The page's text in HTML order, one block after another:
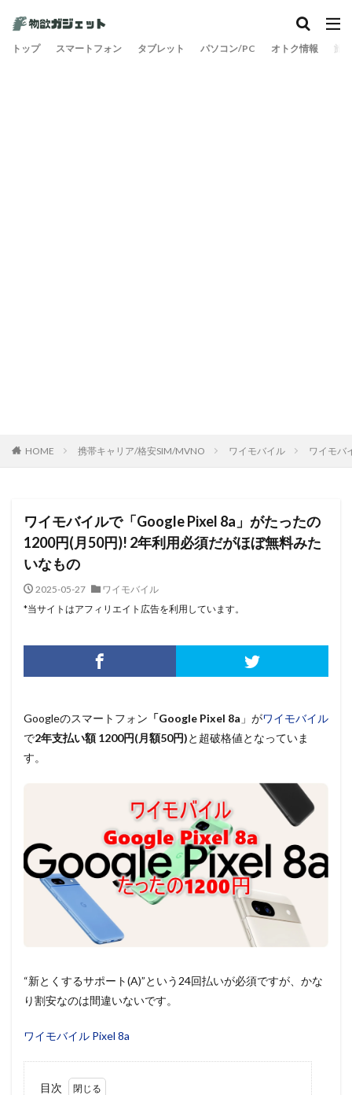
トップ スマートフォン タブレット パソコン/PC オトク情報 旅
HOME 携帯キャリア/格安SIM/MVNO ワイモバイル ワイモバ
ワイモバイルで「Google Pixel 8a」がたったの
1200円(月50円)! 2年利用必須だがほぼ無料みた
いなもの
2025-05-27
ワイモバイル
*当サイトはアフィリエイト広告を利用しています。
Googleのスマートフォン 「Google Pixel 8a 」がワイモバイル
で2年支払い額 1200円(月額50円)と超破格値となっていま
す。
“新とくするサポート(A)”という24回払いが必須ですが、かな
り割安なのは間違いないです。
ワイモバイル Pixel 8a
目次